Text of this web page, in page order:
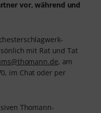
vor, während und
mit Rat und Tat
, am
im Chat oder per
Thomann-